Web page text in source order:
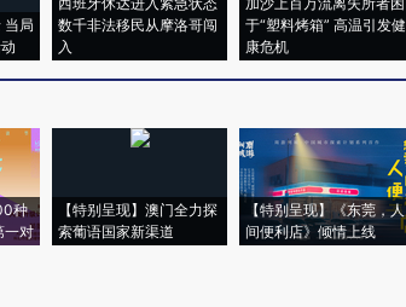
当局
数千非法移民从摩洛哥闯
入
于“塑料烤箱” 高温引发健
康危机
种
一对
【特别呈现】澳门全力探
索葡语国家新渠道
【特别呈现】《东莞，人
间便利店》倾情上线